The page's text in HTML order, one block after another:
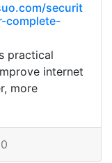
securit
complete-
practical
internet
more